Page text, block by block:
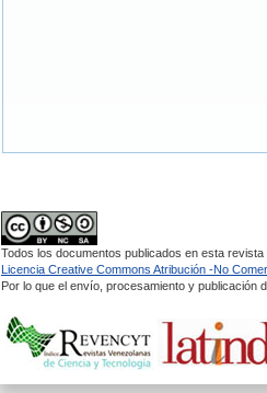
Todos los documentos publicados en esta
Licencia Creative Commons Atribución -No
Por lo que el envío, procesamiento y publicación